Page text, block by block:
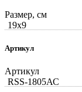
Размер, см
19x9
Артикул
Артикул
RSS-1805АС